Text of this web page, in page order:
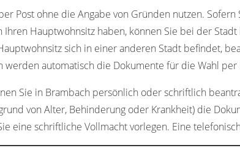
Post ohne die Angabe von Gründen nutzen.
Hauptwohnsitz haben, können Sie bei der
sich in einer anderen Stadt befindet,
werden automatisch die Dokumente für die Wahl per
Sie in Brambach persönlich oder schriftlich
von Alter, Behinderung oder Krankheit) die
eine schriftliche Vollmacht vorlegen. Eine